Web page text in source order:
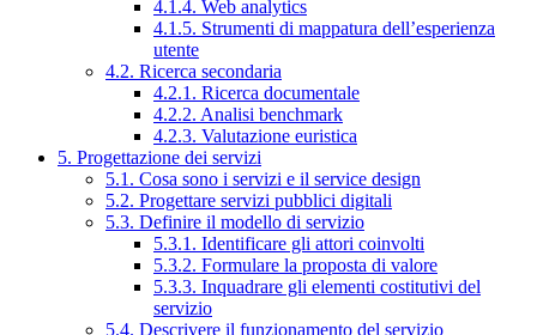
4.1.4. Web analytics
4.1.5. Strumenti di mappatura dell’esperienza
utente
4.2. Ricerca secondaria
4.2.1. Ricerca documentale
4.2.2. Analisi benchmark
4.2.3. Valutazione euristica
5. Progettazione dei servizi
5.1. Cosa sono i servizi e il service design
5.2. Progettare servizi pubblici digitali
5.3. Definire il modello di servizio
5.3.1. Identificare gli attori coinvolti
5.3.2. Formulare la proposta di valore
5.3.3. Inquadrare gli elementi costitutivi del
servizio
5.4. Descrivere il funzionamento del servizio